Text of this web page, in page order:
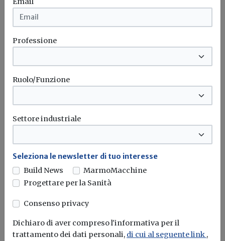
Iscriviti alla newsletter di
Build News
Rimani aggiornato sulle ultime
energetica e sostenibilità edile
Iscriviti
I più letti sull'argomento
Professione
Ruolo/Funzione
Settore industriale
Seleziona le newsletter di tuo interesse
Build News
MarmoMacchine
Progettare per la Sanità
Consenso privacy
Dichiaro di aver compreso l'informativa per il
trattamento dei dati personali, di cui al seguente link ,